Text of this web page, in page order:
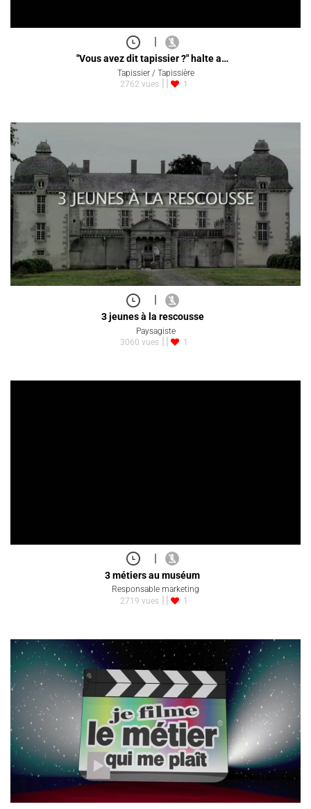
|
"Vous avez dit tapissier ?" halte a…
Tapissier / Tapissière
2762 vues
1
3 jeunes à la rescousse
Paysagiste
3060 vues
1
|
3 métiers au muséum
Responsable marketing
2719 vues
1